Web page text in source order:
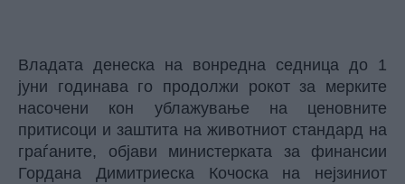
Владата денеска на вонредна седница до 1
јуни годинава го продолжи рокот за мерките
насочени кон ублажување на ценовните
притисоци и заштита на животниот стандард на
граѓаните, објави министерката за финансии
Гордана Димитриеска Кочоска на нејзиниот